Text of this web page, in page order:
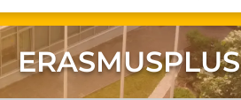
ERASMUSPLUS